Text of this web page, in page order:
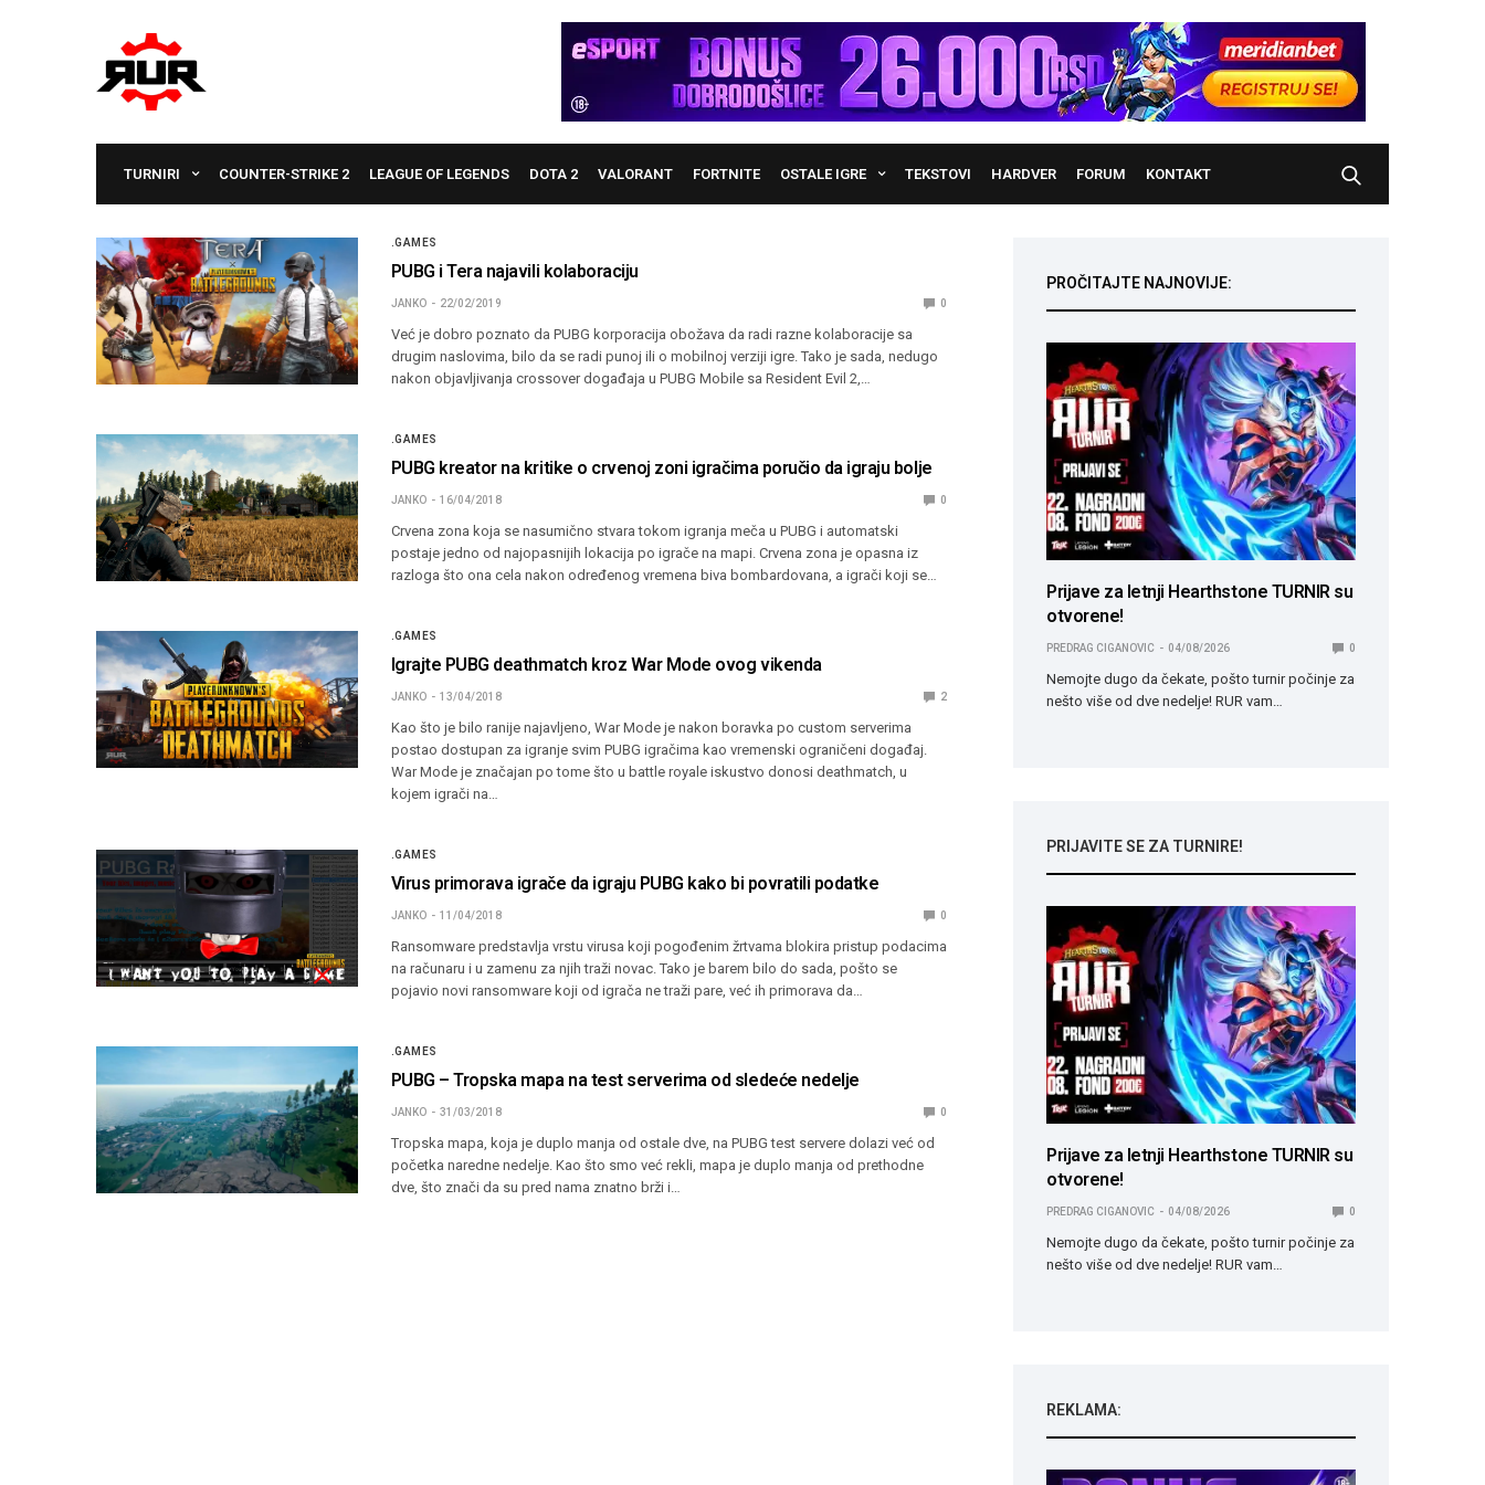
TURNIRI COUNTER-STRIKE 2 LEAGUE OF LEGENDS DOTA 2 VALORANT FORTNITE OSTALE IGRE TEKSTOVI HARDVER FORUM KONTAKT
.GAMES
PUBG i Tera najavili kolaboraciju
JANKO 22/02/2019 0
Već je dobro poznato da PUBG korporacija obožava da radi razne kolaboracije sa
drugim naslovima, bilo da se radi punoj ili o mobilnoj verziji igre. Tako je sada, nedugo
nakon objavljivanja crossover događaja u PUBG Mobile sa Resident Evil 2,…
.GAMES
PUBG kreator na kritike o crvenoj zoni igračima poručio da igraju bolje
JANKO 16/04/2018 0
Crvena zona koja se nasumično stvara tokom igranja meča u PUBG i automatski
postaje jedno od najopasnijih lokacija po igrače na mapi. Crvena zona je opasna iz
razloga što ona cela nakon određenog vremena biva bombardovana, a igrači koji se…
.GAMES
Igrajte PUBG deathmatch kroz War Mode ovog vikenda
JANKO 13/04/2018 2
Kao što je bilo ranije najavljeno, War Mode je nakon boravka po custom serverima
postao dostupan za igranje svim PUBG igračima kao vremenski ograničeni događaj.
War Mode je značajan po tome što u battle royale iskustvo donosi deathmatch, u
kojem igrači na…
.GAMES
Virus primorava igrače da igraju PUBG kako bi povratili podatke
JANKO 11/04/2018 0
Ransomware predstavlja vrstu virusa koji pogođenim žrtvama blokira pristup podacima
na računaru i u zamenu za njih traži novac. Tako je barem bilo do sada, pošto se
pojavio novi ransomware koji od igrača ne traži pare, već ih primorava da…
.GAMES
PUBG – Tropska mapa na test serverima od sledeće nedelje
JANKO 31/03/2018 0
Tropska mapa, koja je duplo manja od ostale dve, na PUBG test servere dolazi već od
početka naredne nedelje. Kao što smo već rekli, mapa je duplo manja od prethodne
dve, što znači da su pred nama znatno brži i…
PROČITAJTE NAJNOVIJE:
Prijave za letnji Hearthstone TURNIR su
otvorene!
PREDRAG CIGANOVIC 04/08/2026 0
Nemojte dugo da čekate, pošto turnir počinje za
nešto više od dve nedelje! RUR vam…
PRIJAVITE SE ZA TURNIRE!
Prijave za letnji Hearthstone TURNIR su
otvorene!
PREDRAG CIGANOVIC 04/08/2026 0
Nemojte dugo da čekate, pošto turnir počinje za
nešto više od dve nedelje! RUR vam…
REKLAMA: